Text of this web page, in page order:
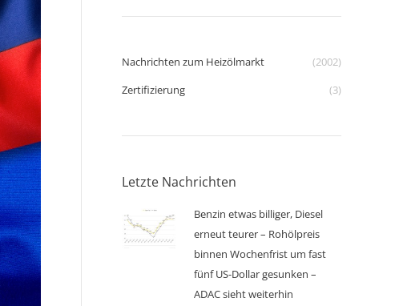
Nachrichten zum Heizölmarkt
(2002)
Zertifizierung
(3)
Letzte Nachrichten
Benzin etwas billiger, Diesel
erneut teurer – Rohölpreis
binnen Wochenfrist um fast
fünf US-Dollar gesunken –
ADAC sieht weiterhin